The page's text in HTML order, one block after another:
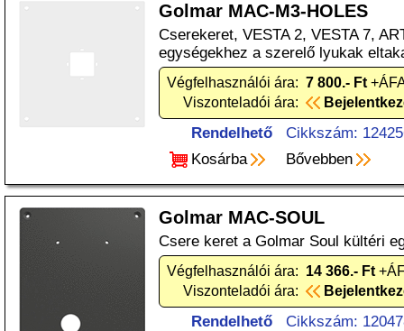
Golmar MAC-M3-HOLES
Cserekeret, VESTA 2, VESTA 7,
egységekhez a szerelő lyukak
Végfelhasználói ára: 7 800.- Ft
Viszonteladói ára:
Rendelhető
Cikkszám:
Kosárba
Bővebben
Golmar MAC-SOUL
Csere keret a Golmar Soul kültéri
Végfelhasználói ára: 14 366.- Ft
Viszonteladói ára:
Rendelhető
Cikkszám: